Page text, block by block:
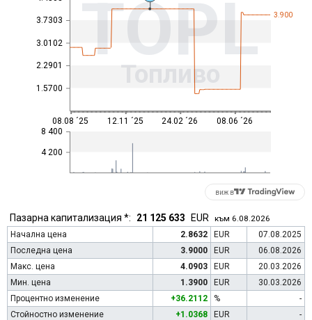
1.5700
2.2901
3.0102
3.7303 TOPL
Топливо
4 200
8 400
3.900
08.08 ´25 12.11 ´25 24.02 ´26 08.06 ´26
виж в
Пазарна капитализация *: 21 125 633 EUR към 6.08.2026
Начална цена
2.8632 EUR
07.08.2025
Последна цена
3.9000 EUR
06.08.2026
Макс. цена
4.0903 EUR
20.03.2026
Мин. цена
1.3900 EUR
30.03.2026
Процентно изменение
+36.2112 %
-
Стойностно изменение
+1.0368 EUR -